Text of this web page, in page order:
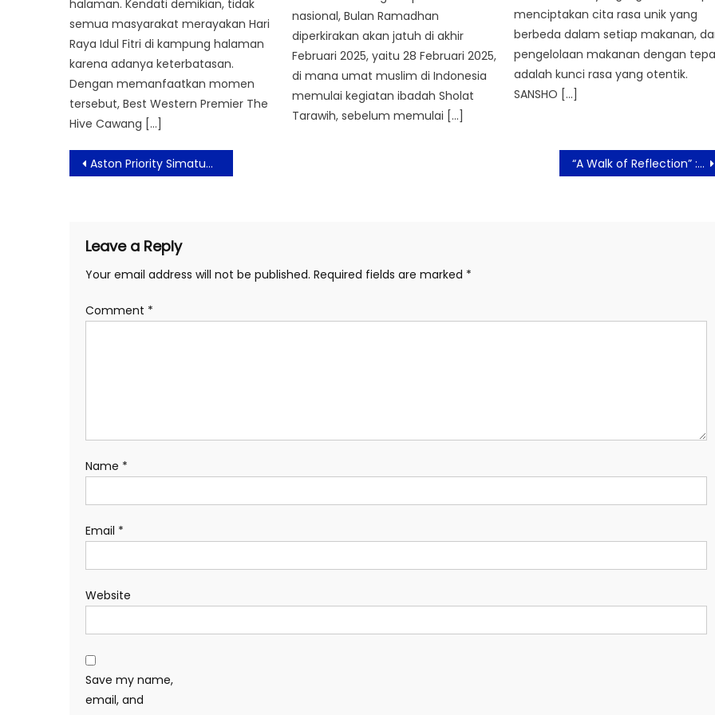
halaman. Kendati demikian, tidak
semua masyarakat merayakan Hari
Raya Idul Fitri di kampung halaman
karena adanya keterbatasan.
Dengan memanfaatkan momen
tersebut, Best Western Premier The
Hive Cawang […]
nasional, Bulan Ramadhan
diperkirakan akan jatuh di akhir
Februari 2025, yaitu 28 Februari 2025,
di mana umat muslim di Indonesia
memulai kegiatan ibadah Sholat
Tarawih, sebelum memulai […]
menciptakan cita rasa unik yang
berbeda dalam setiap makanan,
pengelolaan makanan dengan
adalah kunci rasa yang otentik.
SANSHO […]
Post
navigation
Aston Priority Simatupang Mengangkat Fenomena Kuliner Korea Lewat “60 Seconds To Seoul” “A Walk of Reflection” : Cara Birkenstock Rayakan Ramadan Melalui Langkah Yang Lebih Mindful
Leave a Reply
Your email address will not be published. Required fields are marked *
Comment *
Name *
Email *
Website
Save my name,
email, and